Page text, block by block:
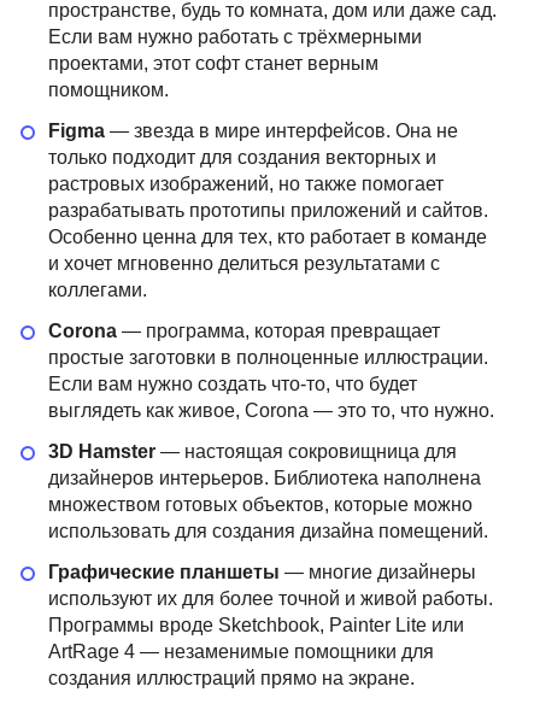
пространстве, будь то комната, дом или даже сад.
Если вам нужно работать с трёхмерными
проектами, этот софт станет верным
помощником.
Figma — звезда в мире интерфейсов. Она не
только подходит для создания векторных и
растровых изображений, но также помогает
разрабатывать прототипы приложений и сайтов.
Особенно ценна для тех, кто работает в команде
и хочет мгновенно делиться результатами с
коллегами.
Corona — программа, которая превращает
простые заготовки в полноценные иллюстрации.
Если вам нужно создать что-то, что будет
выглядеть как живое, Corona — это то, что нужно.
3D Hamster — настоящая сокровищница для
дизайнеров интерьеров. Библиотека наполнена
множеством готовых объектов, которые можно
использовать для создания дизайна помещений.
Графические планшеты — многие дизайнеры
используют их для более точной и живой работы.
Программы вроде Sketchbook, Painter Lite или
ArtRage 4 — незаменимые помощники для
создания иллюстраций прямо на экране.
47 отзывов
Подробнее
XYZ School 21 отзыв
Цена 15 600 ₽ Подробнее
Bang Bang